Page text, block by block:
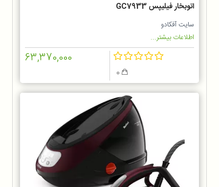
اتوبخار فیلیپس GC7933
سایت آفکادو
اطلاعات بیشتر...
63,370,000